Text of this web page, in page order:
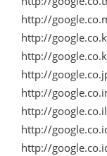
http://
http://
http://
http://
http://
http://
http://
http://